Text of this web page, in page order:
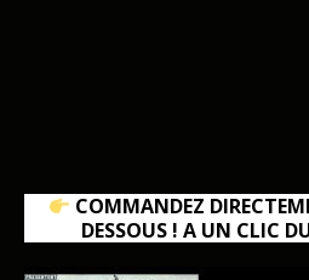
COMMANDEZ
DESSOUS ! A UN CLIC